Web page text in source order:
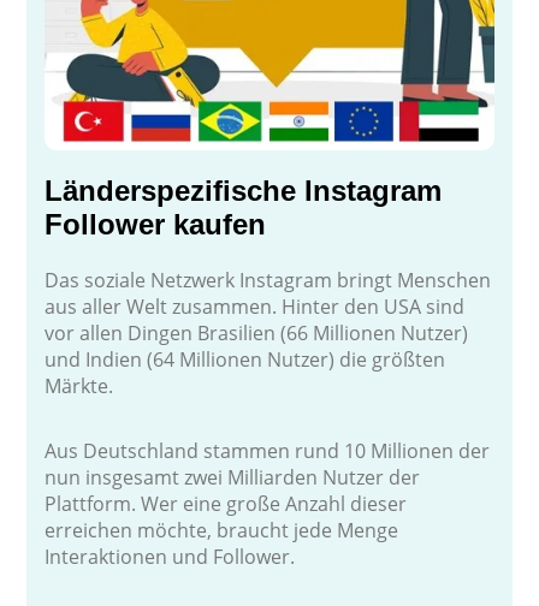
Länderspezifische Instagram
Follower kaufen
Das soziale Netzwerk Instagram bringt Menschen
aus aller Welt zusammen. Hinter den USA sind
vor allen Dingen Brasilien (66 Millionen Nutzer)
und Indien (64 Millionen Nutzer) die größten
Märkte.
Aus Deutschland stammen rund 10 Millionen der
nun insgesamt zwei Milliarden Nutzer der
Plattform. Wer eine große Anzahl dieser
erreichen möchte, braucht jede Menge
Interaktionen und Follower.